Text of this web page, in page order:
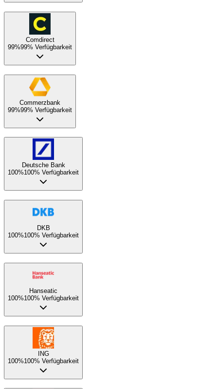
Comdirect
99%99% Verfügbarkeit
Commerzbank
99%99% Verfügbarkeit
Deutsche Bank
100%100% Verfügbarkeit
DKB
100%100% Verfügbarkeit
Hanseatic
100%100% Verfügbarkeit
ING
100%100% Verfügbarkeit